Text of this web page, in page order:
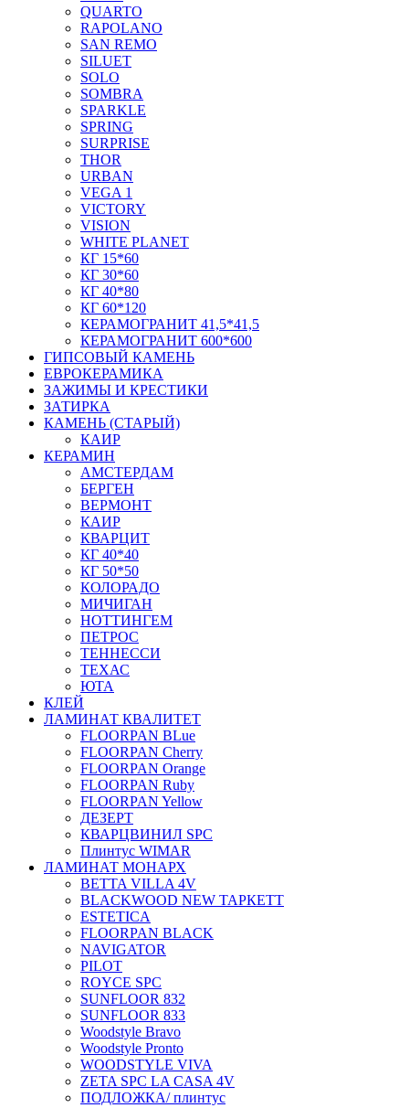
QUARTO
RAPOLANO
SAN REMO
SILUET
SOLO
SOMBRA
SPARKLE
SPRING
SURPRISE
THOR
URBAN
VEGA 1
VICTORY
VISION
WHITE PLANET
КГ 15*60
КГ 30*60
КГ 40*80
КГ 60*120
КЕРАМОГРАНИТ 41,5*41,5
КЕРАМОГРАНИТ 600*600
ГИПСОВЫЙ КАМЕНЬ
ЕВРОКЕРАМИКА
ЗАЖИМЫ И КРЕСТИКИ
ЗАТИРКА
КАМЕНЬ (СТАРЫЙ)
КАИР
КЕРАМИН
АМСТЕРДАМ
БЕРГЕН
ВЕРМОНТ
КАИР
КВАРЦИТ
КГ 40*40
КГ 50*50
КОЛОРАДО
МИЧИГАН
НОТТИНГЕМ
ПЕТРОС
ТЕННЕССИ
ТЕХАС
ЮТА
КЛЕЙ
ЛАМИНАТ КВАЛИТЕТ
FLOORPAN BLue
FLOORPAN Cherry
FLOORPAN Orange
FLOORPAN Ruby
FLOORPAN Yellow
ДЕЗЕРТ
КВАРЦВИНИЛ SPC
Плинтус WIMAR
ЛАМИНАТ МОНАРХ
BETTA VILLA 4V
BLACKWOOD NEW ТАРКЕТТ
ESTETICA
FLOORPAN BLACK
NAVIGATOR
PILOT
ROYCE SPC
SUNFLOOR 832
SUNFLOOR 833
Woodstyle Bravo
Woodstyle Pronto
WOODSTYLE VIVA
ZETA SPC LA CASA 4V
ПОДЛОЖКА/ плинтус